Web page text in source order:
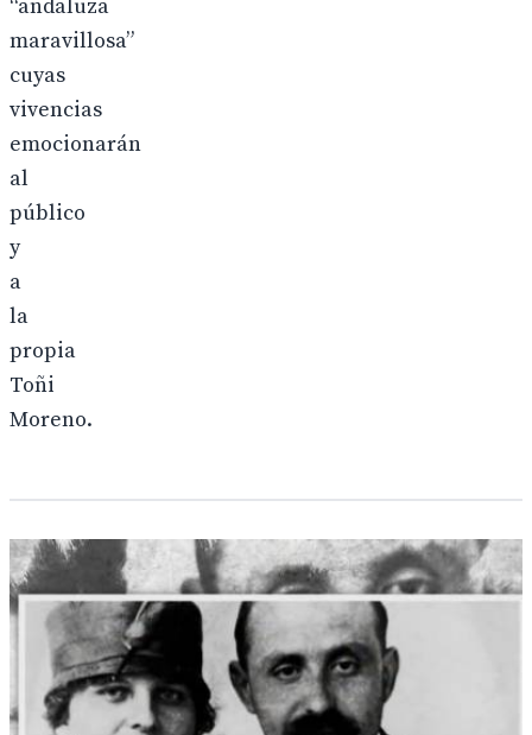
“andaluza
maravillosa”
cuyas
vivencias
emocionarán
al
público
y
a
la
propia
Toñi
Moreno.